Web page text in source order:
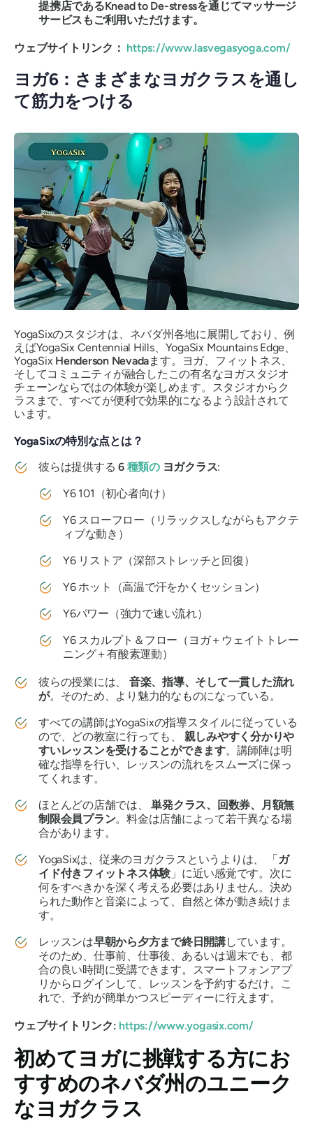
提携店であるKnead to De-stressを通じてマッサージ
サービスもご利用いただけます。
ウェブサイトリンク： https://www.lasvegasyoga.com/
ヨガ6：さまざまなヨガクラスを通し
て筋力をつける
YogaSixのスタジオは、ネバダ州各地に展開しており、例
えばYogaSix Centennial Hills、YogaSix Mountains Edge、
YogaSix Henderson Nevadaます。ヨガ、フィットネス、
そしてコミュニティが融合したこの有名なヨガスタジオ
チェーンならではの体験が楽しめます。スタジオからク
ラスまで、すべてが便利で効果的になるよう設計されて
います。
YogaSixの特別な点とは？
彼らは提供する6 種類のヨガクラス:
Y6 101（初心者向け）
Y6 スローフロー（リラックスしながらもアクテ
ィブな動き）
Y6 リストア（深部ストレッチと回復）
Y6 ホット（高温で汗をかくセッション）
Y6パワー（強力で速い流れ）
Y6 スカルプト＆フロー（ヨガ＋ウェイトトレー
ニング＋有酸素運動）
彼らの授業には、 音楽、指導、そして一貫した流れ
が。そのため、より魅力的なものになっている。
すべての講師はYogaSixの指導スタイルに従っている
ので、どの教室に行っても、 親しみやすく分かりや
すいレッスンを受けることができます。講師陣は明
確な指導を行い、レッスンの流れをスムーズに保っ
てくれます。
ほとんどの店舗では、単発クラス、回数券、月額無
制限会員プラン。料金は店舗によって若干異なる場
合があります。
YogaSixは、従来のヨガクラスというよりは、 「ガ
イド付きフィットネス体験 」に近い感覚です。次に
何をすべきかを深く考える必要はありません。決め
られた動作と音楽によって、自然と体が動き続けま
す。
レッスンは早朝から夕方まで終日開講しています。
そのため、仕事前、仕事後、あるいは週末でも、都
合の良い時間に受講できます。スマートフォンアプ
リからログインして、レッスンを予約するだけ。こ
れで、予約が簡単かつスピーディーに行えます。
ウェブサイトリンク: https://www.yogasix.com/
初めてヨガに挑戦する方にお
すすめのネバダ州のユニーク
なヨガクラス